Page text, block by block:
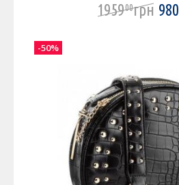
195900грн 980
-50%